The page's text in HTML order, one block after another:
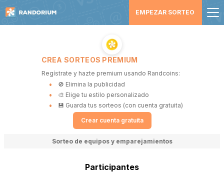
EMPEZAR SORTEO
CREA SORTEOS PREMIUM
Regístrate y hazte premium usando Randcoins:
🚫 Elimina la publicidad
🎨 Elige tu estilo personalizado
💾 Guarda tus sorteos (con cuenta gratuita)
Crear cuenta gratuita
Sorteo de equipos y emparejamientos
Participantes